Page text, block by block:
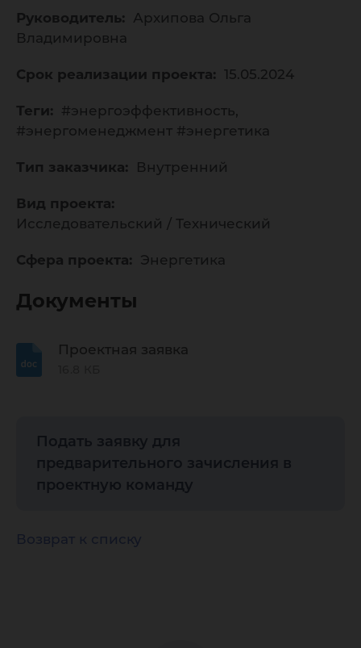
Руководитель: Архипова Ольга
Владимировна
Срок реализации проекта: 15.05.2024
Теги: #энергоэффективность,
#энергоменеджмент #энергетика
Тип заказчика: Внутренний
Вид проекта:
Исследовательский / Технический
Сфера проекта: Энергетика
Документы
Проектная заявка
Подать заявку для
предварительного зачисления в
проектную команду
Возврат к списку